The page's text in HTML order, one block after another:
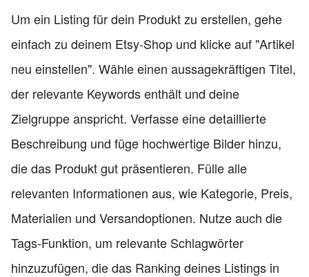
Um ein Listing für dein Produkt zu erstellen, gehe
einfach zu deinem Etsy-Shop und klicke auf "Artikel
neu einstellen". Wähle einen aussagekräftigen Titel,
der relevante Keywords enthält und deine
Zielgruppe anspricht. Verfasse eine detaillierte
Beschreibung und füge hochwertige Bilder hinzu,
die das Produkt gut präsentieren. Fülle alle
relevanten Informationen aus, wie Kategorie, Preis,
Materialien und Versandoptionen. Nutze auch die
Tags-Funktion, um relevante Schlagwörter
hinzuzufügen, die das Ranking deines Listings in